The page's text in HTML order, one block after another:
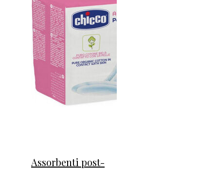
Assorbenti post-